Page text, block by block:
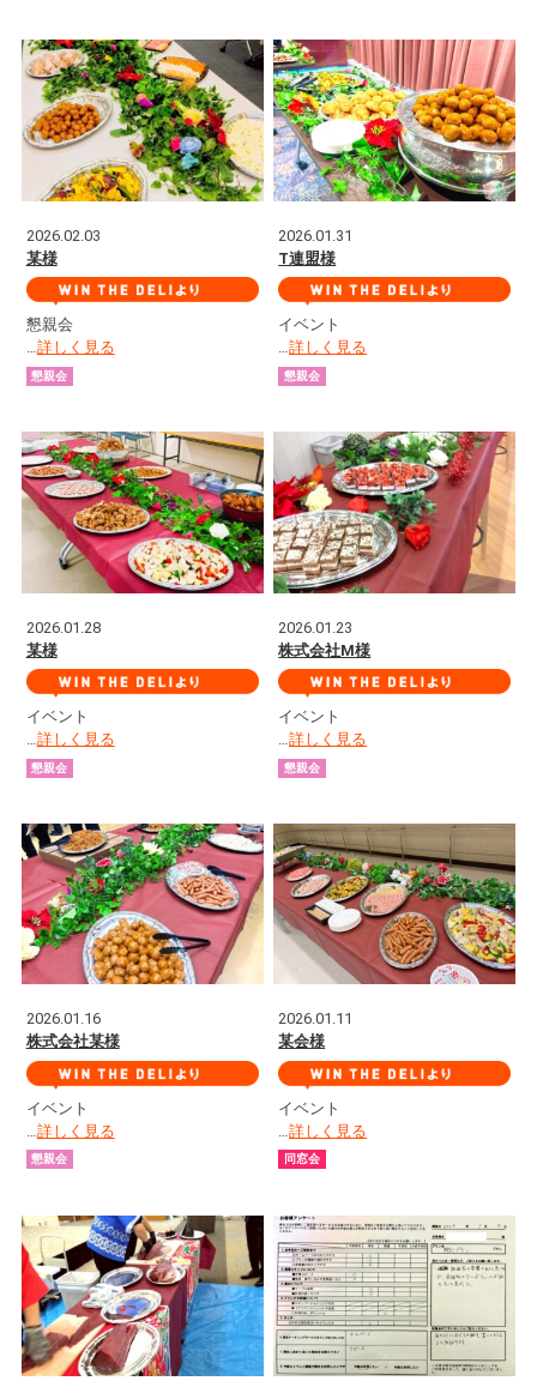
2026.02.03
某様
懇親会
…詳しく見る
懇親会
2026.01.31
T連盟様
イベント
…詳しく見る
懇親会
2026.01.28
某様
イベント
…詳しく見る
懇親会
2026.01.23
株式会社M様
イベント
…詳しく見る
懇親会
2026.01.16
株式会社某様
イベント
…詳しく見る
懇親会
2026.01.11
某会様
イベント
…詳しく見る
同窓会